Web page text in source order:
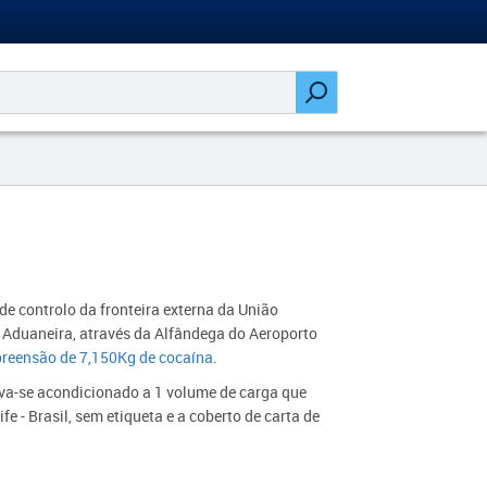
controlo da fronteira externa da União
através da Alfândega do Aeroporto
de 7,150Kg de cocaína.
se acondicionado a 1 volume de carga que
- Brasil, sem etiqueta e a coberto de carta de